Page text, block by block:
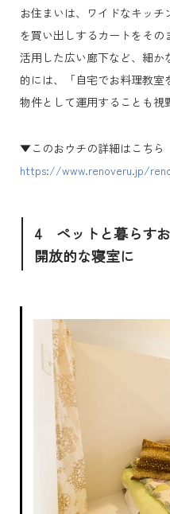
お住まいは、ワイドなキッ
を買い出しするカートをそ
活用した広い廊下など、細
的には、「自宅でお料理教
物件として運用することも視
▼このおウチの詳細はこちら
https://www.renoveru.jp/
4 ペットと暮らす
開放的な寝室に